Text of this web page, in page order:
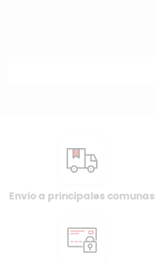
Envio a principales comunas